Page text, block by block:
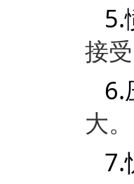
5.
接
6.
大。
7.